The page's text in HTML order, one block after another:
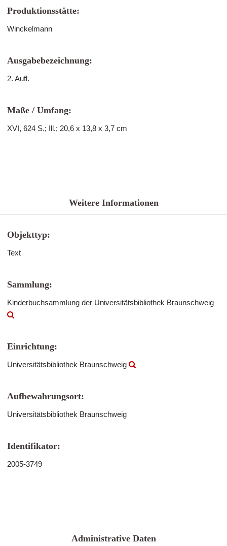
Produktionsstätte:
Winckelmann
Ausgabebezeichnung:
2. Aufl.
Maße / Umfang:
XVI, 624 S.; Ill.; 20,6 x 13,8 x 3,7 cm
Weitere Informationen
Objekttyp:
Text
Sammlung:
Kinderbuchsammlung der Universitätsbibliothek Braunschweig
Einrichtung:
Universitätsbibliothek Braunschweig
Aufbewahrungsort:
Universitätsbibliothek Braunschweig
Identifikator:
2005-3749
Administrative Daten